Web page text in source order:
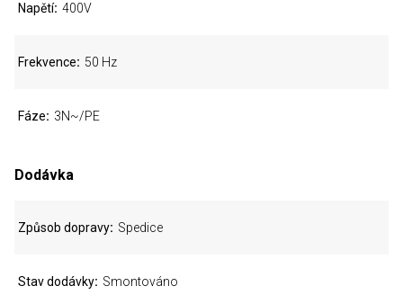
Napětí 400V
Frekvence 50 Hz
Fáze 3N~/PE
Dodávka
Způsob dopravy Spedice
Stav dodávky Smontováno